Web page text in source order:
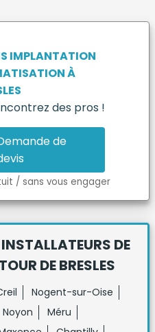
IMPLANTATION
À
des pros !
de
/ sans vous engager
DE
DE BRESLES
Nogent-sur-Oise
Noyon
Méru